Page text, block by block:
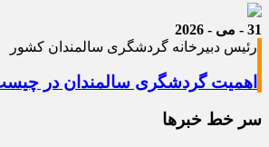
31 - می - 2026
رئیس دبیرخانه گردشگری سالمندان کشور
اهمیت گردشگری سالمندان در
سر خط خبرها